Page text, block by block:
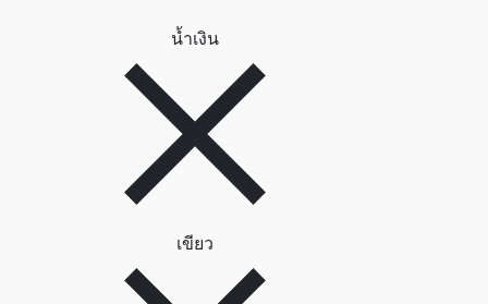
น้ำเงินลบตัวกรอง น้ำเงิน
เขียว